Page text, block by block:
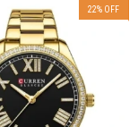
22% OFF